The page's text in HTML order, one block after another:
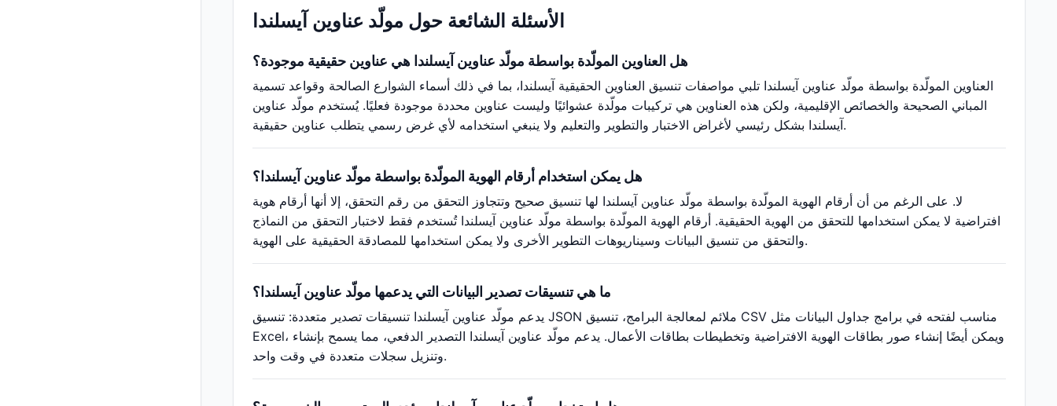
الأسئلة الشائعة حول مولّد عناوين آيسلندا
هل العناوين المولّدة بواسطة مولّد عناوين آيسلندا هي عناوين حقيقية موجودة؟
العناوين المولّدة بواسطة مولّد عناوين آيسلندا تلبي مواصفات تنسيق العناوين الحقيقية آيسلندا، بما في ذلك أسماء الشوارع الصالحة وقواعد تسمية
المباني الصحيحة والخصائص الإقليمية، ولكن هذه العناوين هي تركيبات مولّدة عشوائيًا وليست عناوين محددة موجودة فعليًا. يُستخدم مولّد عناوين
آيسلندا بشكل رئيسي لأغراض الاختبار والتطوير والتعليم ولا ينبغي استخدامه لأي غرض رسمي يتطلب عناوين حقيقية.
هل يمكن استخدام أرقام الهوية المولّدة بواسطة مولّد عناوين آيسلندا؟
لا. على الرغم من أن أرقام الهوية المولّدة بواسطة مولّد عناوين آيسلندا لها تنسيق صحيح وتتجاوز التحقق من رقم التحقق، إلا أنها أرقام هوية
افتراضية لا يمكن استخدامها للتحقق من الهوية الحقيقية. أرقام الهوية المولّدة بواسطة مولّد عناوين آيسلندا تُستخدم فقط لاختبار التحقق من النماذج
والتحقق من تنسيق البيانات وسيناريوهات التطوير الأخرى ولا يمكن استخدامها للمصادقة الحقيقية على الهوية.
ما هي تنسيقات تصدير البيانات التي يدعمها مولّد عناوين آيسلندا؟
يدعم مولّد عناوين آيسلندا تنسيقات تصدير متعددة: تنسيق JSON ملائم لمعالجة البرامج، تنسيق CSV مناسب لفتحه في برامج جداول البيانات مثل
Excel، ويمكن أيضًا إنشاء صور بطاقات الهوية الافتراضية وتخطيطات بطاقات الأعمال. يدعم مولّد عناوين آيسلندا التصدير الدفعي، مما يسمح بإنشاء
وتنزيل سجلات متعددة في وقت واحد.